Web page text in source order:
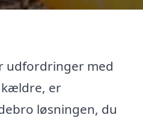
udfordringer med
er
løsningen, du